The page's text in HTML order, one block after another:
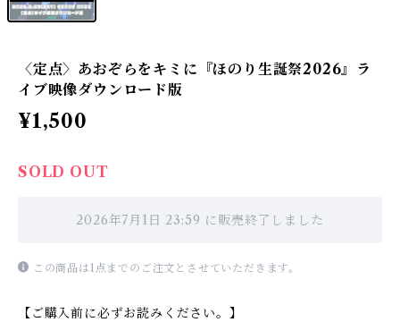
〈定点〉あおぞらをキミに『ほのり生誕祭2026』ラ
イブ映像ダウンロード版
¥1,500
SOLD OUT
2026年7月1日 23:59 に販売終了しました
この商品は1点までのご注文とさせていただきます。
【ご購入前に必ずお読みください。】